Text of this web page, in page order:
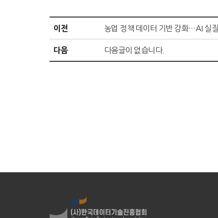
이전 농업 정책 데이터 기반 강화…AI 실
다음 다음글이 없습니다.